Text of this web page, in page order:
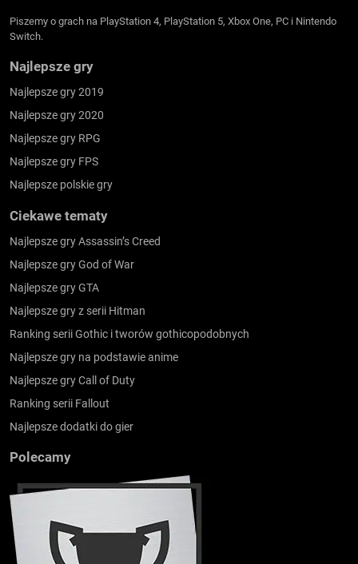
Piszemy o grach na PlayStation 4, PlayStation 5, Xbox One, PC i Nintendo
Switch.
Najlepsze gry
Najlepsze gry 2019
Najlepsze gry 2020
Najlepsze gry RPG
Najlepsze gry FPS
Najlepsze polskie gry
Ciekawe tematy
Najlepsze gry Assassin’s Creed
Najlepsze gry God of War
Najlepsze gry GTA
Najlepsze gry z serii Hitman
Ranking serii Gothic i tworów gothicopodobnych
Najlepsze gry na podstawie anime
Najlepsze gry Call of Duty
Ranking serii Fallout
Najlepsze dodatki do gier
Polecamy